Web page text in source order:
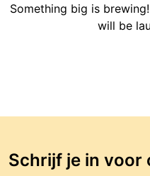
Something big is
will be
Schrijf je in voor